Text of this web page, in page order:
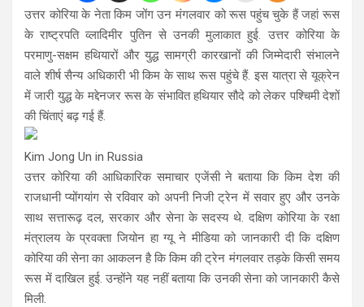
उत्तर कोरिया के नेता किम जोंग उन मंगलवार को रूस पहुंच चुके हैं जहां रूस
के राष्ट्रपति व्लादिमीर पुतिन से उनकी मुलाकात हुई. उत्तर कोरिया के
परमाणु-सक्षम हथियारों और युद्ध सामग्री कारखानों की जिम्मेदारी संभालने
वाले शीर्ष सैन्य अधिकारी भी किम के साथ रूस पहुंचे हैं. इस यात्रा से यूक्रेन
में जारी युद्ध के मद्देनजर रूस के संभावित हथियार सौदे को लेकर पश्चिमी देशों
की चिंताएं बढ़ गई हैं.
Kim Jong Un in Russia
उत्तर कोरिया की आधिकारिक समाचार एजेंसी ने बताया कि किम देश की
राजधानी प्योंगयांग से रविवार को अपनी निजी ट्रेन में सवार हुए और उनके
साथ सत्तारूढ़ दल, सरकार और सेना के सदस्य थे. दक्षिण कोरिया के रक्षा
मंत्रालय के प्रवक्ता जियोन हा ग्यू ने मीडिया को जानकारी दी कि दक्षिण
कोरिया की सेना का आकलन है कि किम की ट्रेन मंगलवार तड़के किसी समय
रूस में दाखिल हुई. उन्होंने यह नहीं बताया कि उनकी सेना को जानकारी कैसे
मिली.